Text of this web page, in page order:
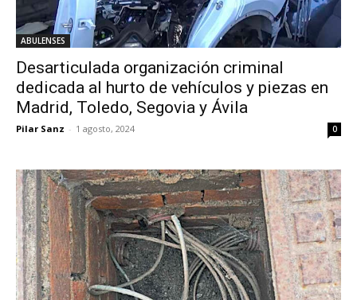
ABULENSES
Desarticulada organización criminal
dedicada al hurto de vehículos y piezas en
Madrid, Toledo, Segovia y Ávila
Pilar Sanz - 1 agosto, 2024 0